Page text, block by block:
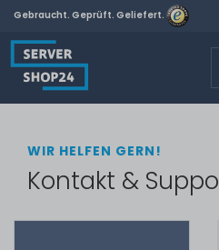
Gebraucht. Geprüft. Geliefert.
WIR HELFEN GERN!
Kontakt &